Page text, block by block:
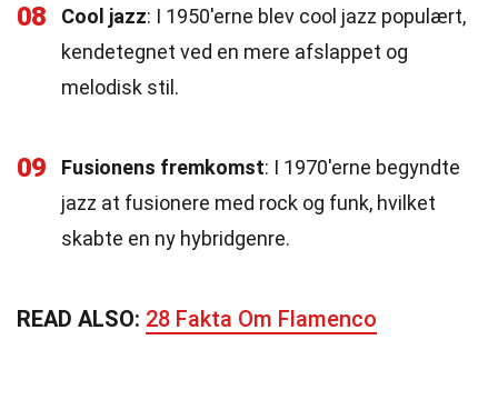
08 Cool jazz: I 1950'erne blev cool jazz populært,
kendetegnet ved en mere afslappet og
melodisk stil.
09 Fusionens fremkomst: I 1970'erne begyndte
jazz at fusionere med rock og funk, hvilket
skabte en ny hybridgenre.
READ ALSO: 28 Fakta Om Flamenco